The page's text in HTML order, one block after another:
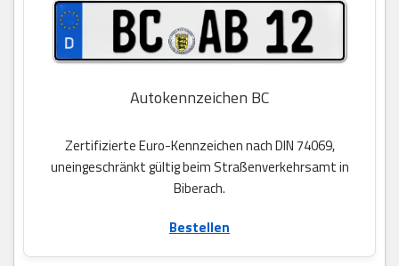
Autokennzeichen BC
Zertifizierte Euro-Kennzeichen nach DIN 74069,
uneingeschränkt gültig beim Straßenverkehrsamt in
Biberach.
Bestellen